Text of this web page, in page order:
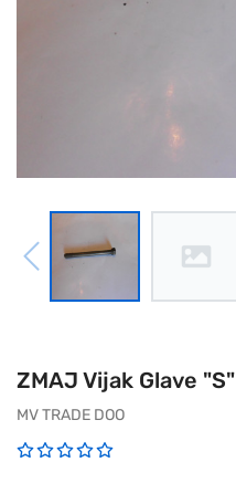
ZMAJ Vijak Glave "S"
MV TRADE DOO